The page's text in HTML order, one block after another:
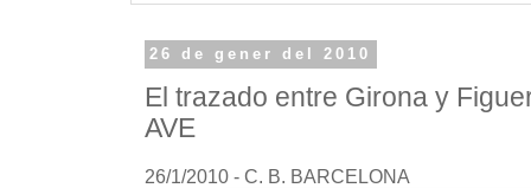
26 de gener del 2010
El trazado entre Girona y
AVE
26/1/2010 - C. B. BARCELONA